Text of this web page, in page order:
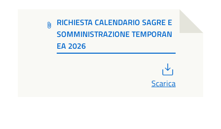
RICHIESTA CALENDARIO SAGRE E
SOMMINISTRAZIONE TEMPORAN
EA 2026
Scarica